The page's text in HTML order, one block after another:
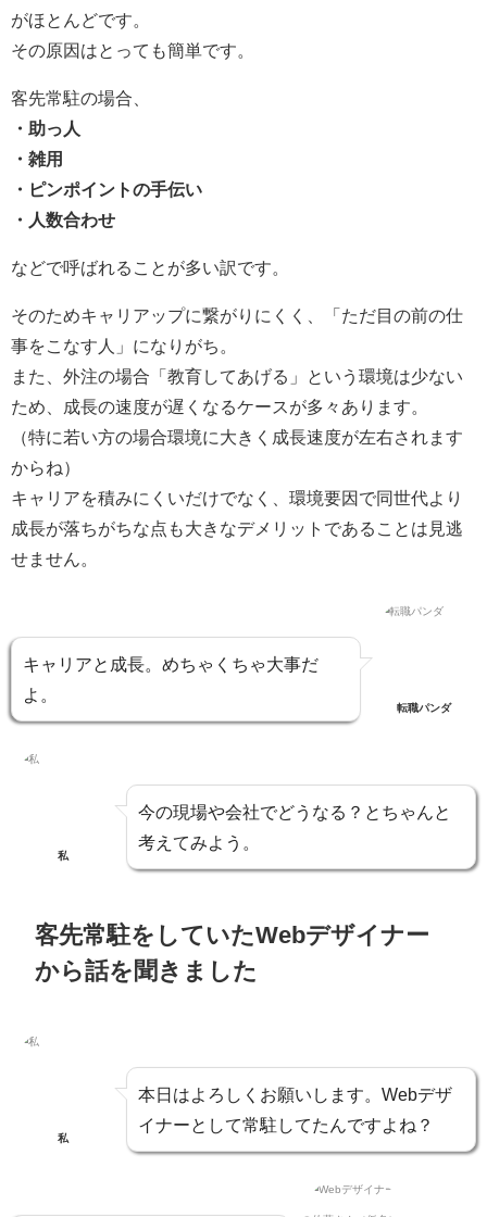
がほとんどです。
その原因はとっても簡単です。
客先常駐の場合、
・助っ人
・雑用
・ピンポイントの手伝い
・人数合わせ
などで呼ばれることが多い訳です。
そのためキャリアップに繋がりにくく、「ただ目の前の仕
事をこなす人」になりがち。
また、外注の場合「教育してあげる」という環境は少ない
ため、成長の速度が遅くなるケースが多々あります。
（特に若い方の場合環境に大きく成長速度が左右されます
からね）
キャリアを積みにくいだけでなく、環境要因で同世代より
成長が落ちがちな点も大きなデメリットであることは見逃
せません。
キャリアと成長。めちゃくちゃ大事だ
よ。
転職パンダ
私
今の現場や会社でどうなる？とちゃんと
考えてみよう。
客先常駐をしていたWebデザイナー
から話を聞きました
私
本日はよろしくお願いします。Webデザ
イナーとして常駐してたんですよね？